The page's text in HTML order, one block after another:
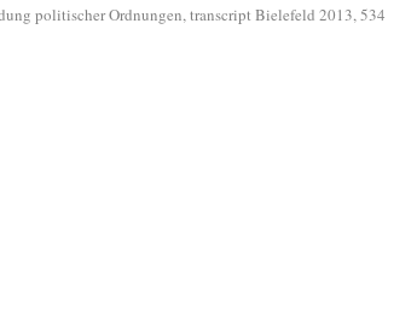
politischer Ordnungen, transcript Bielefeld 2013, 534